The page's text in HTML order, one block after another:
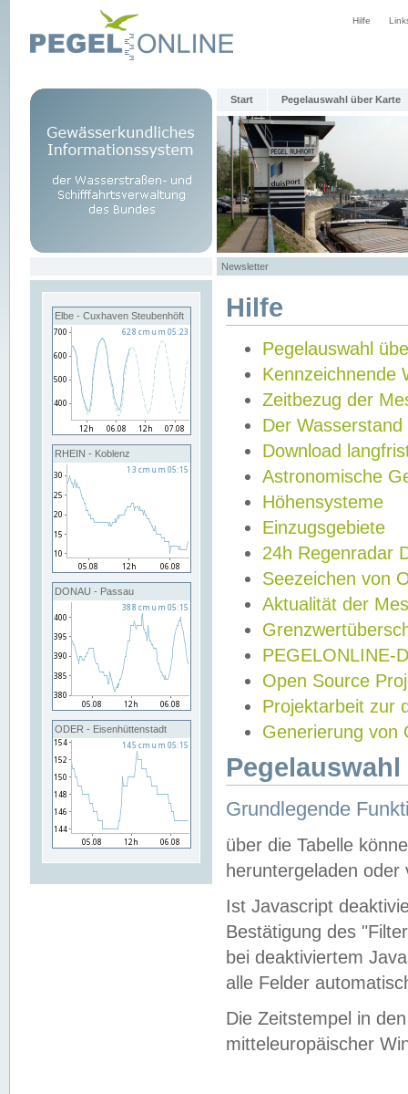
Hilfe
Start Pegelauswahl über Karte
Newsletter
Elbe - Cuxhaven Steubenhöft
RHEIN - Koblenz
DONAU - Passau
ODER - Eisenhüttenstadt
Hilfe
Pegelauswahl
Kennzeichnende
Zeitbezug der
Der Wasserstand
Download
Astronomische
Höhensysteme
Einzugsgebiete
24h Regenradar
Seezeichen von
Aktualität der
PEGELONLINE-
Open Source
Projektarbeit zur
Generierung von
Grundlegende
über die Tabelle
heruntergeladen oder
Ist Javascript
Bestätigung des
bei deaktiviertem
alle Felder
Die Zeitstempel in
mitteleuropäischer